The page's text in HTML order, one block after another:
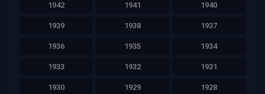
1942 1941 1940
1939 1938 1937
1936 1935 1934
1933 1932 1931
1930 1929 1928